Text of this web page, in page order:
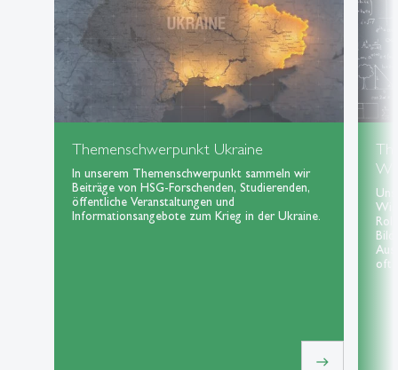
Themenschwerpunkt Ukraine
In unserem Themenschwerpunkt sammeln wir
Beiträge von HSG-Forschenden, Studierenden,
öffentliche Veranstaltungen und
Informationsangebote zum Krieg in der Ukraine.
east
oft